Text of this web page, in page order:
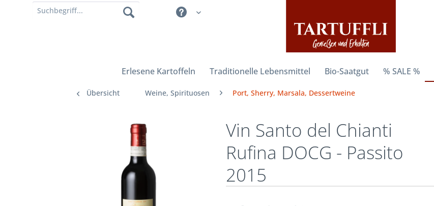
Erlesene Kartoffeln Traditionelle Lebensmittel Bio-Saatgut % SALE %
Übersicht Weine, Spirituosen Port, Sherry, Marsala, Dessertweine
Vin Santo del Chianti
Rufina DOCG - Passito
2015